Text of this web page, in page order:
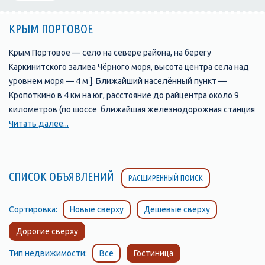
КРЫМ ПОРТОВОЕ
Крым Портовое — село на севере района, на берегу
Каркинитского залива Чёрного моря, высота центра села над
уровнем моря — 4 м ]. Ближайший населённый пункт —
Кропоткино в 4 км на юг, расстояние до райцентра около 9
километров (по шоссе ближайшая железнодорожная станция
— Красноперекопск (на линии Джанкой — Армянск) —
Судя по доступным историческим документам, селение было
зерна на баржах морем в Евпаторию. По Статистическому
справочнику Таврической губернии. Ч.II-я. Статистический
очерк, выпуск пятый Евпаторийский уезд, 1915 год, в
Коджамбакской волости Евпаторийского уезда числилось
Читать далее...
СПИСОК ОБЪЯВЛЕНИЙ РАСШИРЕННЫЙ ПОИСК
Сортировка: Новые сверху Дешевые сверху
Дорогие сверху
Тип недвижимости: Все Гостиница